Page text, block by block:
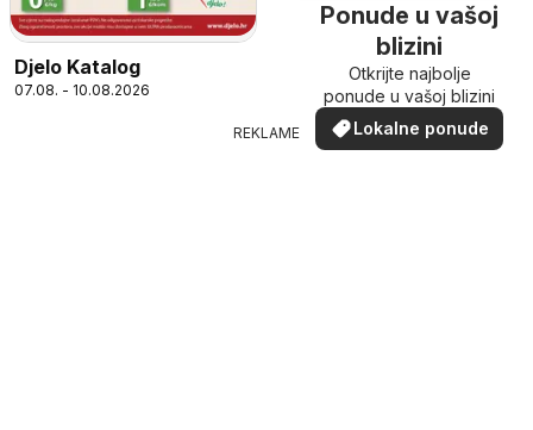
Djelo Katalog
07.08. - 10.08.2026
Ponude u vašoj
blizini
Otkrijte najbolje
ponude u vašoj blizini
Lokalne ponude
REKLAME